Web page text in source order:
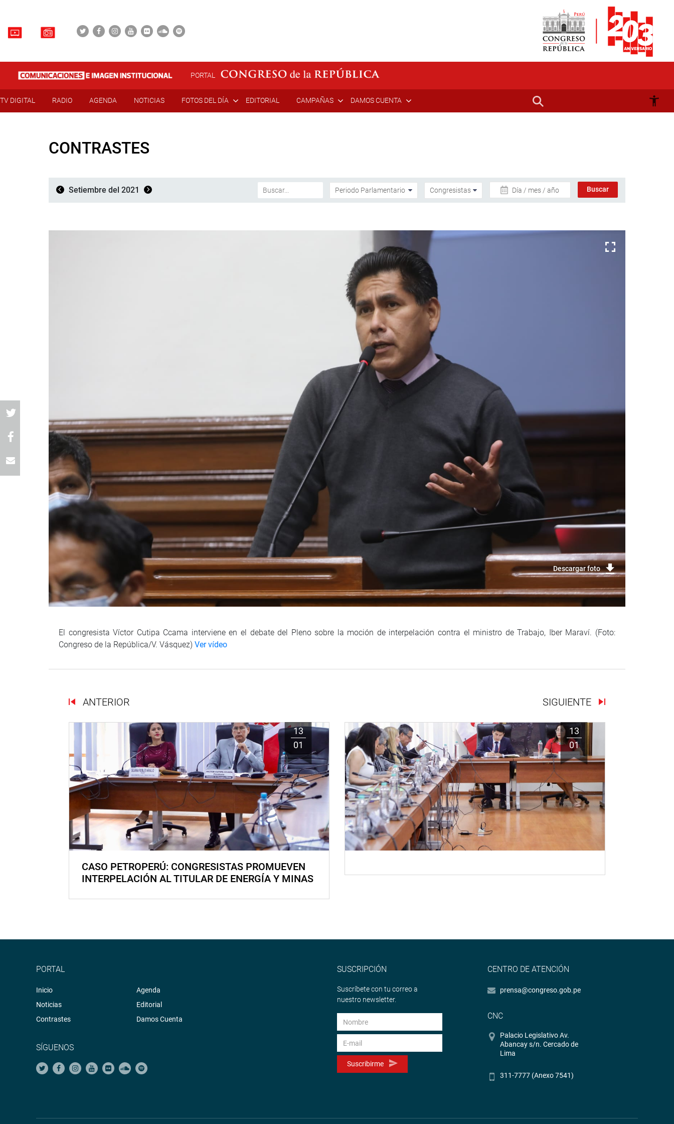
PORTAL
TV DIGITAL RADIO AGENDA NOTICIAS FOTOS DEL DÍA EDITORIAL CAMPAÑAS DAMOS CUENTA
CONTRASTES
Setiembre del 2021 Día / mes / año
Descargar foto
El congresista Víctor Cutipa Ccama interviene en el debate del Pleno sobre la moción de interpelación contra el ministro de Trabajo, Iber Maraví. (Foto:
Congreso de la República/V. Vásquez) Ver vídeo
ANTERIOR SIGUIENTE
13
01
CASO PETROPERÚ: CONGRESISTAS PROMUEVEN
INTERPELACIÓN AL TITULAR DE ENERGÍA Y MINAS
13
01
PORTAL
Inicio
Noticias
Contrastes
Agenda
Editorial
Damos Cuenta
SÍGUENOS
SUSCRIPCIÓN
Suscríbete con tu correo a
nuestro newsletter.
Suscribirme
CENTRO DE ATENCIÓN
prensa@congreso.gob.pe
CNC
Palacio Legislativo Av.
Abancay s/n. Cercado de
Lima
311-7777 (Anexo 7541)